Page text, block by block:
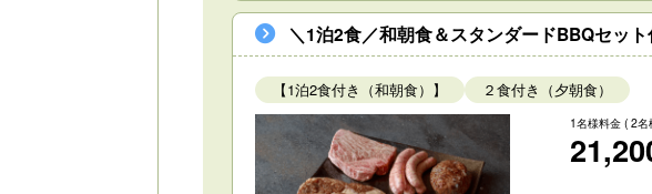
＼1泊2食／和朝食＆スタンダードBBQセッ
【1泊2食付き（和朝食）】 ２食付き（夕朝食）
1名様料金 ( 2名